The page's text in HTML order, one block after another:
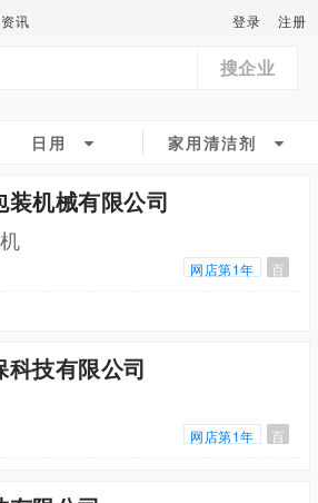
资讯 登录 注册
搜企业
日用 家用清洁剂
机械有限公司
网店第1年 百
技有限公司
网店第1年 百